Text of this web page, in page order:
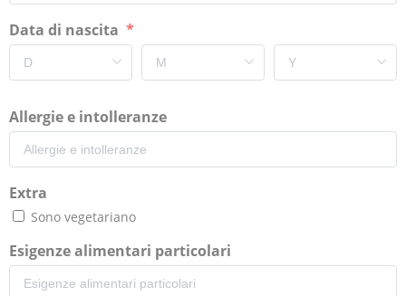
Data di nascita
Allergie e intolleranze
Extra
Sono vegetariano
Esigenze alimentari particolari